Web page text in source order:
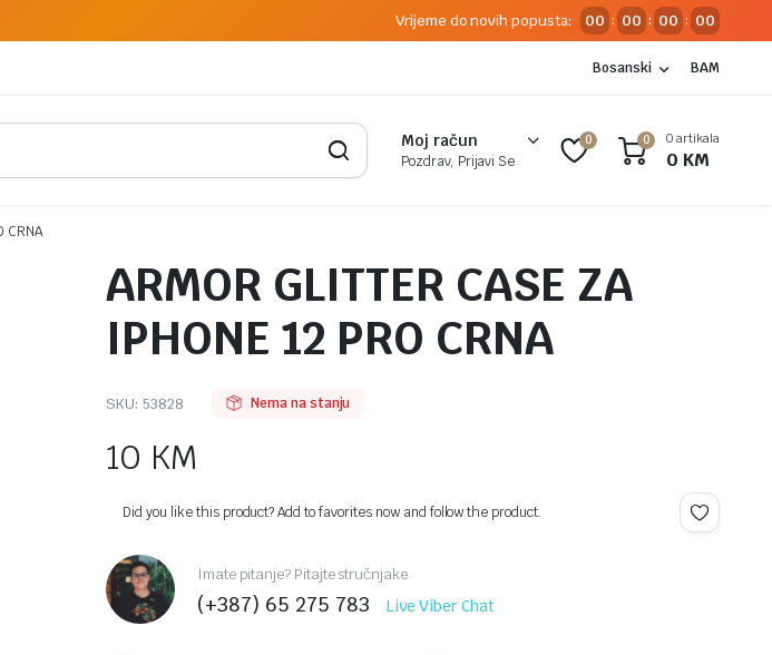
Vrijeme do novih popusta: 00 : 00 : 00 : 00
Bosanski BAM
Moj račun
Pozdrav, Prijavi Se
0 0 0 artikala
0 KM
CRNA
ARMOR GLITTER CASE ZA
IPHONE 12 PRO CRNA
SKU: 53828 Nema na stanju
10 KM
Did you like this product? Add to favorites now and follow the product.
Imate pitanje? Pitajte stručnjake
(+387) 65 275 783 Live Viber Chat